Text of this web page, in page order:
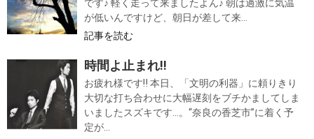
です♪ 軽く走って来ましたよん♪ 朝は過激に気温
が低いんですけど、朝日が差して来...
記事を読む
時間よ止まれ‼
お疲れ様です‼ 本日、「文明の利器」に頼りきり
大切な打ち合わせに大幅遅刻をブチかましてしま
いましたスズキです…。“奈良の香芝市”に着く予
定が...